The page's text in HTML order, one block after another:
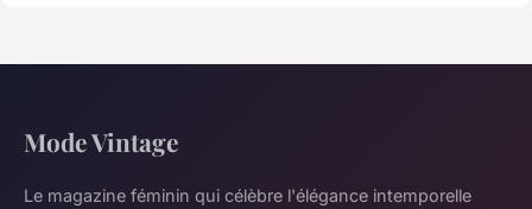
Mode Vintage
Le magazine féminin qui célèbre l'élégance intemporelle